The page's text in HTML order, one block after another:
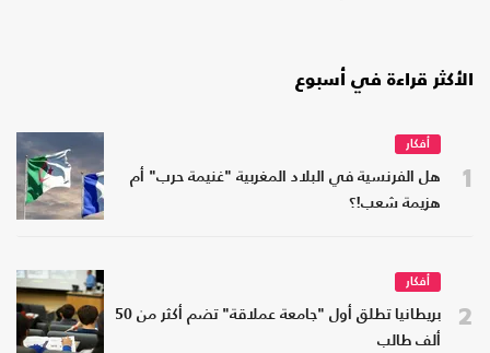
الأكثر قراءة في أسبوع
1
أفكار
هل الفرنسية في البلاد المغربية "غنيمة حرب" أم
هزيمة شعب!؟
2
أفكار
بريطانيا تطلق أول "جامعة عملاقة" تضم أكثر من 50
ألف طالب